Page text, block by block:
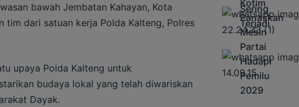
bawah Jembatan Kahayan, Kota
tim dari satuan kerja Polda Kalteng, Polres
upaya Polda Kalteng untuk
budaya lokal yang telah diwariskan
Dayak.